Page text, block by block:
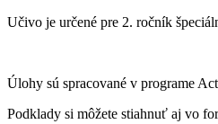
Učivo je určené pre 2. ročník
Úlohy sú spracované v programe
Podklady si môžete stiahnuť aj vo